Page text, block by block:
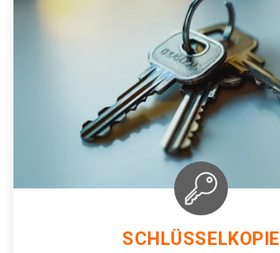
SCHLÜSSELKOPIE